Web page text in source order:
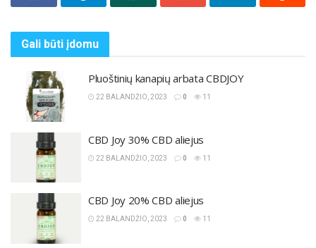
Gali būti įdomu
Pluoštinių kanapių arbata CBDJOY
22 BALANDŽIO, 2023 0 11
CBD Joy 30% CBD aliejus
22 BALANDŽIO, 2023 0 11
CBD Joy 20% CBD aliejus
22 BALANDŽIO, 2023 0 11